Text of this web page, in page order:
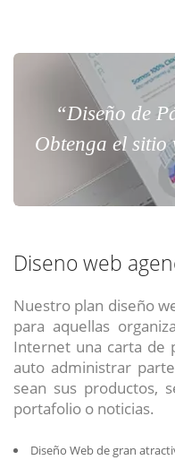
“Diseño de
Obtenga el sitio
Diseno web
Nuestro plan diseño
para aquellas
Internet una carta de
auto administrar
sean sus productos,
portafolio o noticias.
Diseño Web de gran